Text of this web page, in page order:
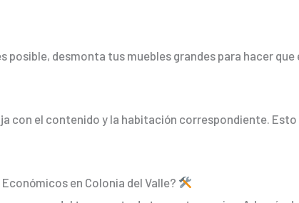
posible, desmonta tus muebles grandes para hacer
con el contenido y la habitación correspondiente.
en Colonia del Valle?